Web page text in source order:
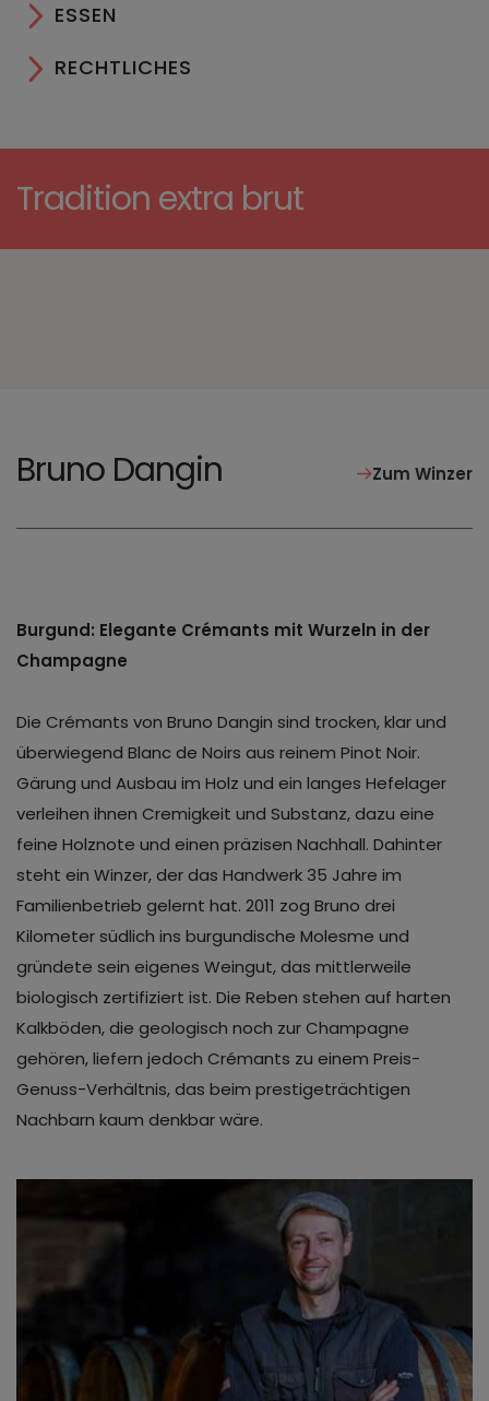
ESSEN
RECHTLICHES
Tradition extra brut
Bruno Dangin Zum Winzer
Burgund: Elegante Crémants mit Wurzeln in der
Champagne
Die Crémants von Bruno Dangin sind trocken, klar und
überwiegend Blanc de Noirs aus reinem Pinot Noir.
Gärung und Ausbau im Holz und ein langes Hefelager
verleihen ihnen Cremigkeit und Substanz, dazu eine
feine Holznote und einen präzisen Nachhall. Dahinter
steht ein Winzer, der das Handwerk 35 Jahre im
Familienbetrieb gelernt hat. 2011 zog Bruno drei
Kilometer südlich ins burgundische Molesme und
gründete sein eigenes Weingut, das mittlerweile
biologisch zertifiziert ist. Die Reben stehen auf harten
Kalkböden, die geologisch noch zur Champagne
gehören, liefern jedoch Crémants zu einem Preis-
Genuss-Verhältnis, das beim prestigeträchtigen
Nachbarn kaum denkbar wäre.